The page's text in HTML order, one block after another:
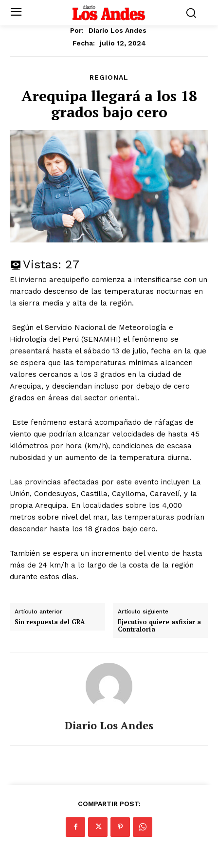
Por:
Diario Los Andes
Fecha:
julio 12, 2024
REGIONAL
Arequipa llegará a los 18
grados bajo cero
Vistas: 27
El invierno arequipeño comienza a intensificarse con un
marcado descenso de las temperaturas nocturnas en
la sierra media y alta de la región.
Según el Servicio Nacional de Meteorología e
Hidrología del Perú (SENAMHI) el fenómeno se
presentará hasta el sábado 13 de julio, fecha en la que
se espera que las temperaturas mínimas alcancen
valores cercanos a los 3 grados en la ciudad de
Arequipa, y desciendan incluso por debajo de cero
grados en áreas del sector oriental.
Este fenómeno estará acompañado de ráfagas de
viento que podrían alcanzar velocidades de hasta 45
kilómetros por hora (km/h), condiciones de escasa
nubosidad y un aumento de la temperatura diurna.
Las provincias afectadas por este evento incluyen La
Unión, Condesuyos, Castilla, Caylloma, Caravelí, y la
propia Arequipa. En localidades sobre los 4,000
metros sobre nivel del mar, las temperaturas podrían
descender hasta los 18 grados bajo cero.
También se espera un incremento del viento de hasta
más de 24 km/h a lo largo de la costa de la región
durante estos días.
Artículo anterior
Sin respuesta del GRA
Artículo siguiente
Ejecutivo quiere asfixiar a
Contraloría
Diario Los Andes
COMPARTIR POST: